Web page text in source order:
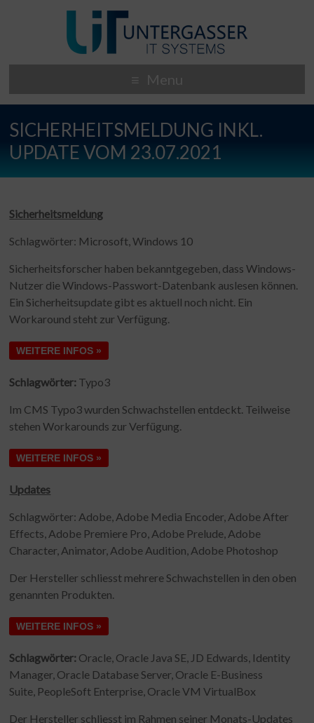
Menu
SICHERHEITSMELDUNG INKL.
UPDATE VOM 23.07.2021
Sicherheitsmeldung
Schlagwörter: Microsoft, Windows 10
Sicherheitsforscher haben bekanntgegeben, dass Windows-
Nutzer die Windows-Passwort-Datenbank auslesen können.
Ein Sicherheitsupdate gibt es aktuell noch nicht. Ein
Workaround steht zur Verfügung.
WEITERE INFOS »
Schlagwörter: Typo3
Im CMS Typo3 wurden Schwachstellen entdeckt. Teilweise
stehen Workarounds zur Verfügung.
WEITERE INFOS »
Updates
Schlagwörter: Adobe, Adobe Media Encoder, Adobe After
Effects, Adobe Premiere Pro, Adobe Prelude, Adobe
Character, Animator, Adobe Audition, Adobe Photoshop
Der Hersteller schliesst mehrere Schwachstellen in den oben
genannten Produkten.
WEITERE INFOS »
Schlagwörter: Oracle, Oracle Java SE, JD Edwards, Identity
Manager, Oracle Database Server, Oracle E-Business
Suite, PeopleSoft Enterprise, Oracle VM VirtualBox
Der Hersteller schliesst im Rahmen seiner Monats-Updates